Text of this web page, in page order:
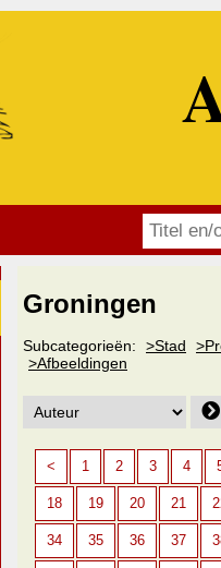
Groningen
Subcategorieën: >Stad
>Afbeeldingen
< 1 2 3 4
18 19 20 21
34 35 36 37